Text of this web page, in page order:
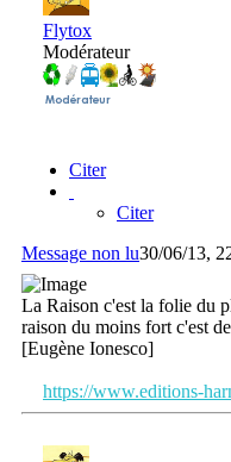
Flytox
Modérateur
Citer
Citer
Message non lu30/06/13,
La Raison c'est la folie du
raison du moins fort c'est
[Eugène Ionesco]
https://www.editions-